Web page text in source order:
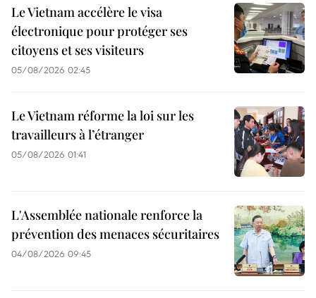
Le Vietnam accélère le visa
électronique pour protéger ses
citoyens et ses visiteurs
05/08/2026 02:45
Le Vietnam réforme la loi sur les
travailleurs à l’étranger
05/08/2026 01:41
L'Assemblée nationale renforce la
prévention des menaces sécuritaires
04/08/2026 09:45